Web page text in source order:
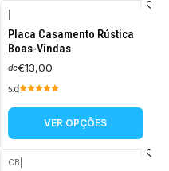
Placa Casamento Rústica
Boas-Vindas
de€13,00
5.0
VER OPÇÕES
CB